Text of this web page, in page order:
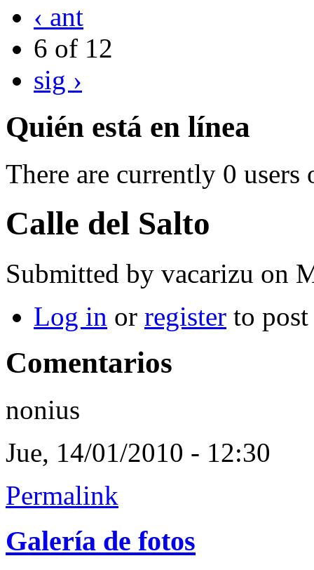
‹ ant
6 of 12
sig ›
Quién está en línea
There are currently 0 users
Calle del Salto
Submitted by vacarizu on
Log in or register to
Comentarios
nonius
Jue, 14/01/2010 - 12:30
Permalink
Galería de fotos